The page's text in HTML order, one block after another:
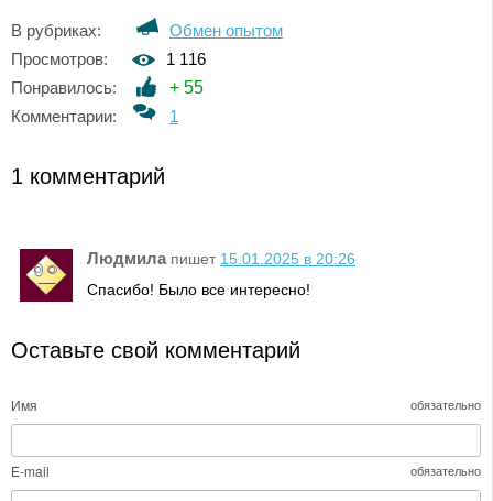
В рубриках:
Обмен опытом
Просмотров:
1 116
Понравилось:
+ 55
Комментарии:
1
1 комментарий
Людмила пишет 15.01.2025 в 20:26
Спасибо! Было все интересно!
Оставьте свой комментарий
Имя обязательно
E-mail обязательно